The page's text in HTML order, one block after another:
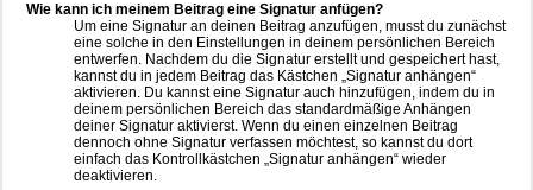
Wie kann ich meinem Beitrag eine Signatur anfügen?
Um eine Signatur an deinen Beitrag anzufügen, musst du zunächst
eine solche in den Einstellungen in deinem persönlichen Bereich
entwerfen. Nachdem du die Signatur erstellt und gespeichert hast,
kannst du in jedem Beitrag das Kästchen „Signatur anhängen“
aktivieren. Du kannst eine Signatur auch hinzufügen, indem du in
deinem persönlichen Bereich das standardmäßige Anhängen
deiner Signatur aktivierst. Wenn du einen einzelnen Beitrag
dennoch ohne Signatur verfassen möchtest, so kannst du dort
einfach das Kontrollkästchen „Signatur anhängen“ wieder
deaktivieren.